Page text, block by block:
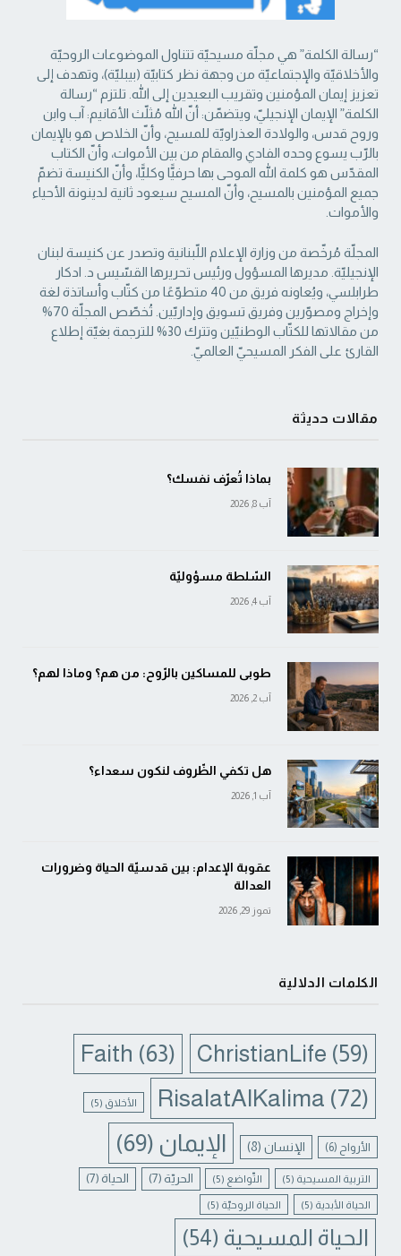
“رسالة الكلمة” هي مجلّة مسيحيّة تتناول الموضوعات الروحيّة
والأخلاقيّة والإجتماعيّة من ‏وجهة نظر كتابيّة (بيبليّة)، وتهدف إلى
تعزيز إيمان المؤمنين وتقريب البعيدين إلى الله. تلتزم “رسالة
‏الكلمة” الإيمان الإنجيليّ، ويتضمّن: أنّ الله مُثلّث الأقانيم: آب وابن
وروح قدس، والولادة العذراويّة ‏للمسيح، وأنّ الخلاص هو بالإيمان
بالرّب يسوع وحده الفادي والمقام من بين الأموات، وأنّ الكتاب
‏المقدّس هو كلمة الله الموحى بها حرفيًّا وكليًّا، وأنّ الكنيسة تضمّ
جميع المؤمنين بالمسيح، وأنّ المسيح ‏سيعود ثانية لدينونة الأحياء
والأموات. ‏
المجلّة مُرخّصة من وزارة الإعلام اللّبنانية وتصدر عن كنيسة لبنان
الإنجيليّة. مديرها المسؤول ‏ورئيس تحريرها القسّيس د. ادكار
طرابلسي، ويُعاونه فريق من 40 متطوّعًا من كتّاب وأساتذة لغة
‏وإخراج ومصوّرين وفريق تسويق وإداريّين. تُخصّص المجلّة 70%
من مقالاتها للكتّاب الوطنيّين ‏وتترك 30% للترجمة بغيّة إطلاع
القارئ على الفكر المسيحيّ العالميّ.‏
مقالات حديثة
بماذا تُعرّف نفسك؟
آب 8, 2026
السّلطة مسؤوليّة
آب 4, 2026
طوبى للمساكين بالرّوح: من هم؟ وماذا لهم؟
آب 2, 2026
هل تكفي الظّروف لنكون سعداء؟
آب 1, 2026
عقوبة الإعدام: بين قدسيّة الحياة وضرورات
العدالة
تموز 29, 2026
الكلمات الدلالية
ChristianLife (59)
Faith (63)
RisalatAlKalima (72) الأخلاق (5)
الأرواح (6) الإنسان(8) الإيمان (69)
التربية المسيحية (5) التّواضع (5) الحريّة (7) الحياة (7)
الحياة الأبدية (5) الحياة الروحيّة (5)
الحياة المسيحية (54)